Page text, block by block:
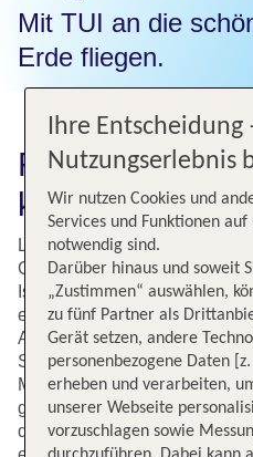
Mit TUI an die
Erde fliegen.
Flug nach Pula
kroatischen
Lust auf Ferien in Kroatien?
Geschichte, Strand und
Istrien hervorragend
einen günstigen Flug ab
Aufgrund der Nähe des
Stadt gelangst Du schnell
Minuten ins Zentrum von
gleich bei der Flugbuchung
dazu, um die schönsten
Ihre Entscheidung
Nutzungserlebnis
Wir nutzen Cookies und
Services und Funktionen
notwendig sind.
Darüber hinaus und soweit
„Zustimmen“ auswählen,
zu fünf Partner als
Gerät setzen, andere
personenbezogene Daten
erheben und verarbeiten,
unserer Webseite
vorzuschlagen sowie